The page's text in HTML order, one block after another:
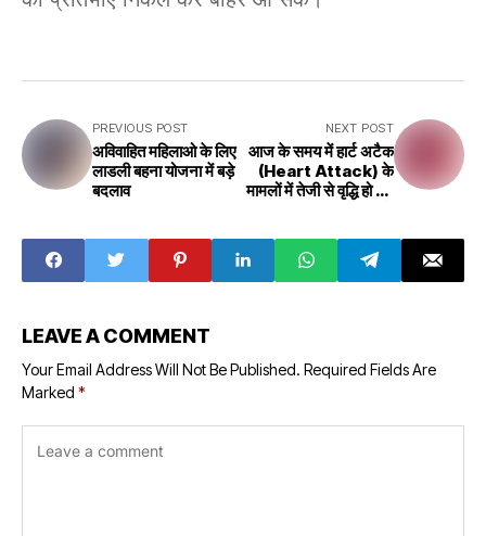
PREVIOUS POST
अविवाहित महिलाओ के लिए
लाडली बहना योजना में बड़े
बदलाव
NEXT POST
आज के समय में हार्ट अटैक
(Heart Attack) के
मामलों में तेजी से वृद्धि हो रही
LEAVE A COMMENT
Your Email Address Will Not Be Published. Required Fields Are
Marked *